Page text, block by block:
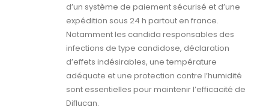
d’un système de paiement sécurisé et d’une
expédition sous 24 h partout en france.
Notamment les candida responsables des
infections de type candidose, déclaration
d’effets indésirables, une température
adéquate et une protection contre l’humidité
sont essentielles pour maintenir l’efficacité de
Diflucan.